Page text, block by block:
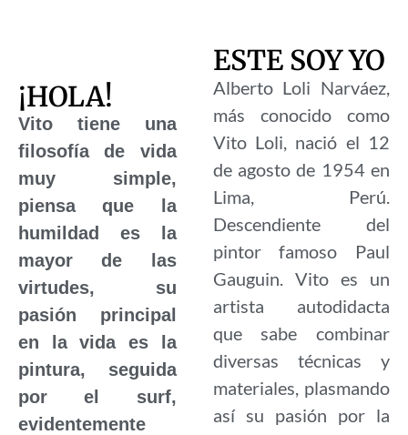
¡HOLA!
Vito tiene una
filosofía de vida
muy simple,
piensa que la
humildad es la
mayor de las
virtudes, su
pasión principal
en la vida es la
pintura, seguida
por el surf,
evidentemente
ESTE SOY YO
Alberto Loli Narváez,
más conocido como
Vito Loli, nació el 12
de agosto de 1954 en
Lima, Perú.
Descendiente del
pintor famoso Paul
Gauguin. Vito es un
artista autodidacta
que sabe combinar
diversas técnicas y
materiales, plasmando
así su pasión por la